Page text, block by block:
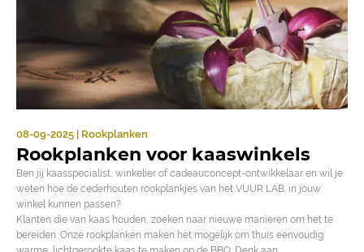
08-09-2025 | Rookplanken
Rookplanken voor kaaswinkels
Ben jij kaasspecialist, winkelier of cadeauconcept-ontwikkelaar en wil je
weten hoe de cederhouten rookplankjes van het VUUR LAB. in jouw
winkel kunnen passen?
Klanten die van kaas houden, zoeken naar nieuwe manieren om het te
bereiden. Onze rookplanken maken het mogelijk om thuis eenvoudig